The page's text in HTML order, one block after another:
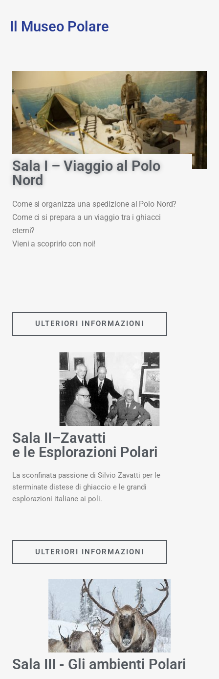
Il Museo Polare
Sala I – Viaggio al Polo
Nord
Come si organizza una spedizione al Polo Nord?
Come ci si prepara a un viaggio tra i ghiacci
eterni?
Vieni a scoprirlo con noi!
ULTERIORI INFORMAZIONI
Sala II–Zavatti
e le Esplorazioni Polari
La sconfinata passione di Silvio Zavatti per le
sterminate distese di ghiaccio e le grandi
esplorazioni italiane ai poli.
ULTERIORI INFORMAZIONI
Sala III - Gli ambienti Polari